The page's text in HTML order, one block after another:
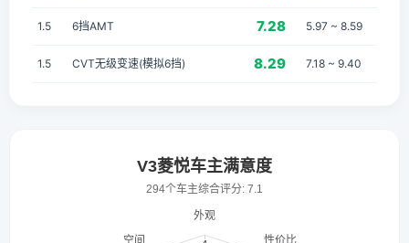
1.5 6挡AMT 7.28 5.97 ~ 8.59
1.5 CVT无级变速(模拟6挡) 8.29 7.18 ~ 9.40